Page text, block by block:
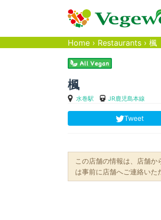
Home › Restaurants › 楓
楓
水巻駅 JR鹿児島本線
Tweet
この店舗の情報は、店舗
は事前に店舗へご連絡いた